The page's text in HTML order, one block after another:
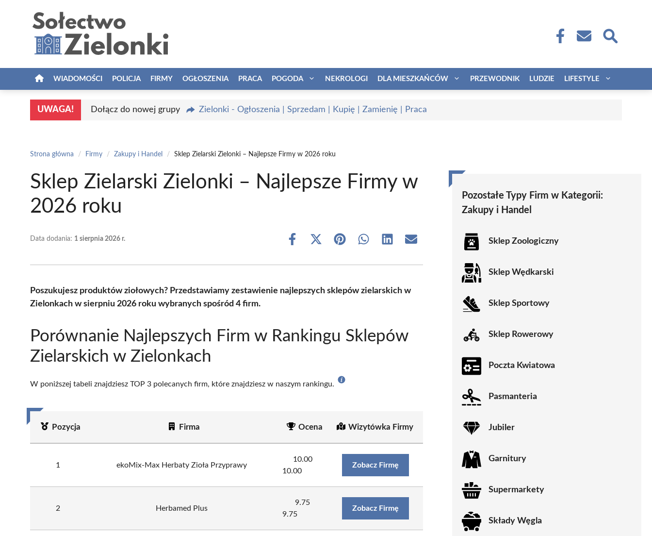
WIADOMOŚCI POLICJA FIRMY OGŁOSZENIA PRACA POGODA NEKROLOGI DLA MIESZKAŃCÓW PRZEWODNIK LUDZIE LIFESTYLE
UWAGA! Dołącz do nowej grupy Zielonki - Ogłoszenia | Sprzedam | Kupię | Zamienię | Praca
Strona główna / Firmy / Zakupy i Handel / Sklep Zielarski Zielonki – Najlepsze Firmy w 2026 roku
Sklep Zielarski Zielonki – Najlepsze Firmy w
2026 roku
Data dodania: 1 sierpnia 2026 r.
Share
Share
(Twitter)
Share Share Share Share
Poszukujesz produktów ziołowych? Przedstawiamy zestawienie najlepszych sklepów zielarskich w
Zielonkach w sierpniu 2026 roku wybranych spośród 4 firm.
Porównanie Najlepszych Firm w Rankingu Sklepów
Zielarskich w Zielonkach
W poniższej tabeli znajdziesz TOP 3 polecanych firm, które znajdziesz w naszym rankingu.
Pozycja Firma Ocena Wizytówka Firmy
1 ekoMix-Max Herbaty Zioła Przyprawy
10.00
10.00
Zobacz Firmę
2 Herbamed Plus
9.75
9.75
Zobacz Firmę
Pozostałe Typy Firm w Kategorii:
Zakupy i Handel
Sklep Zoologiczny
Sklep Wędkarski
Sklep Sportowy
Sklep Rowerowy
Poczta Kwiatowa
Pasmanteria
Jubiler
Garnitury
Supermarkety
Składy Węgla